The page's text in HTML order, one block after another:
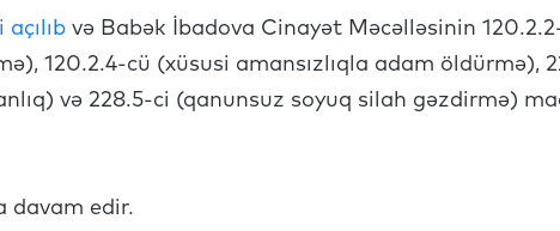
və Babək İbadova Cinayət Məcəlləsinin
120.2.4-cü (xüsusi amansızlıqla adam öldürmə),
və 228.5-ci (qanunsuz soyuq silah gəzdirmə)
davam edir.